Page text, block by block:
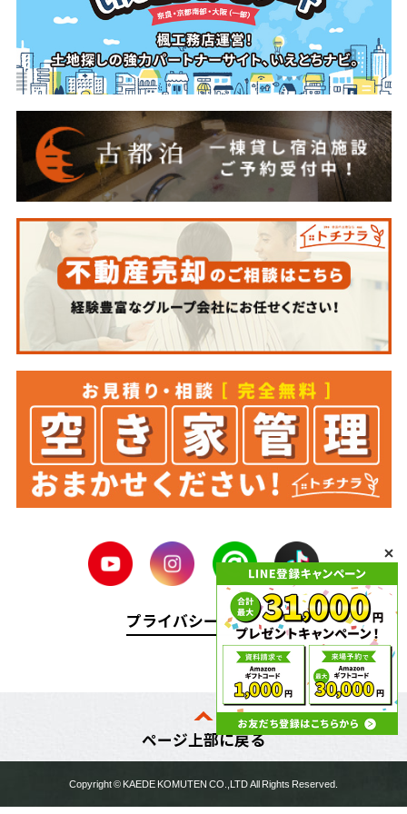
プライバシーポリシー
ページ上部に戻る
Copyright ©KAEDE KOMUTENCO.,LTD All Rights Reserved.